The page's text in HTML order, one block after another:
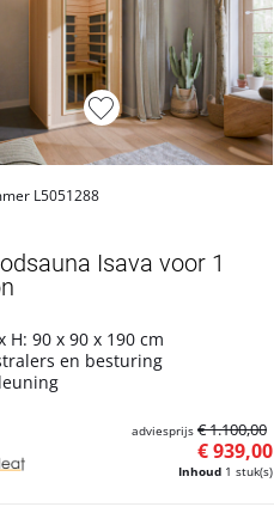
L5051288
Isava voor 1
H: 90 x 90 x 190 cm
en besturing
Inhoud 1 stuk(s)
€ 939,00
adviesprijs € 1.100,00